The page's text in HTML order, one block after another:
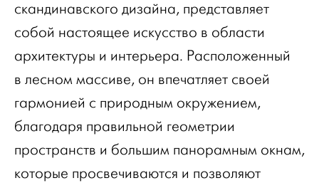
скандинавского дизайна, представляет
собой настоящее искусство в области
архитектуры и интерьера. Расположенный
в лесном массиве, он впечатляет своей
гармонией с природным окружением,
благодаря правильной геометрии
пространств и большим панорамным окнам,
которые просвечиваются и позволяют